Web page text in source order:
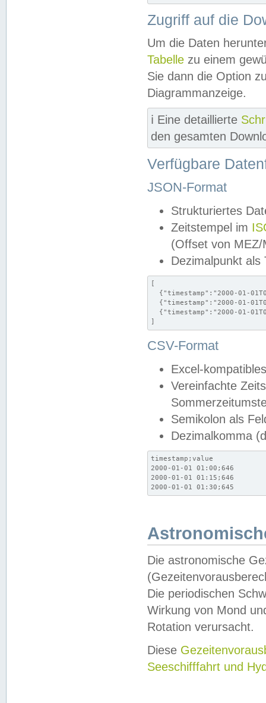
Zugriff auf die
Um die Daten
Tabelle zu einem
Sie dann die Option
Diagrammanzeige.
ℹ️ Eine detaillierte
den gesamten
Verfügbare
JSON-Format
Strukturiertes
Zeitstempel im
(Offset von MEZ/
Dezimalpunkt als
[
{"timestamp":"2000-01-
{"timestamp":"2000-01-
{"timestamp":"2000-01-
]
CSV-Format
Excel-
Vereinfachte
Semikolon als
Dezimalkomma
timestamp;value
2000-01-01 01:00;646
2000-01-01 01:15;646
2000-01-01 01:30;645
Die astronomische
Die periodischen
Wirkung von Mond
Rotation verursacht.
Diese
Seeschifffahrt und